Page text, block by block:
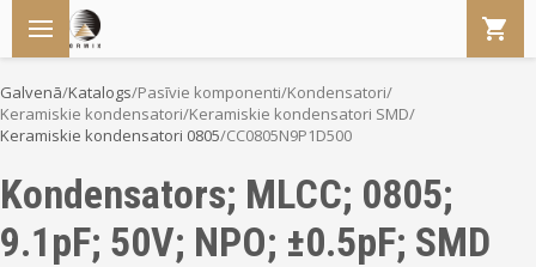
Galvenā/Katalogs/Pasīvie komponenti/Kondensatori/
Keramiskie kondensatori/Keramiskie kondensatori SMD/
Keramiskie kondensatori 0805/CC0805N9P1D500
Kondensators; MLCC; 0805;
9.1pF; 50V; NPO; ±0.5pF; SMD